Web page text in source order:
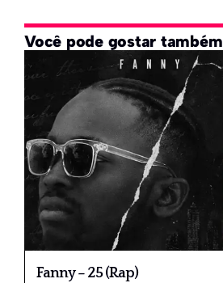
Você pode gostar também
Fanny – 25 (Rap)